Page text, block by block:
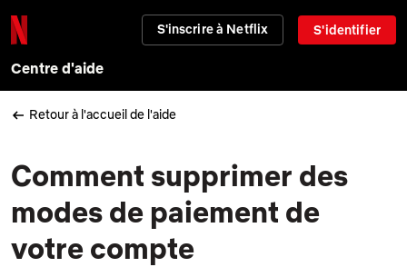
S'inscrire à Netflix S'identifier
Centre d'aide
Retour à l'accueil de l'aide
Comment supprimer des
modes de paiement de
votre compte